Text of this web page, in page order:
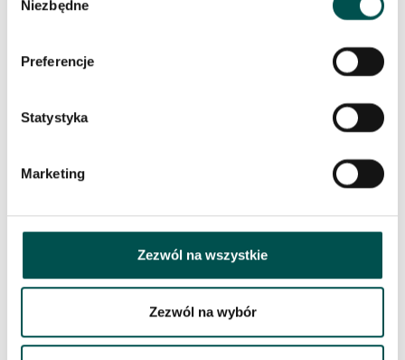
zgody
Niezbędne
Preferencje
Statystyka
Marketing
Zezwól na wszystkie
Zezwól na wybór
Łazienka z trawertynu i marmuru
Kuchnia z blatem granitowym Colonial Ivory
i posadzka Colonial Ivory